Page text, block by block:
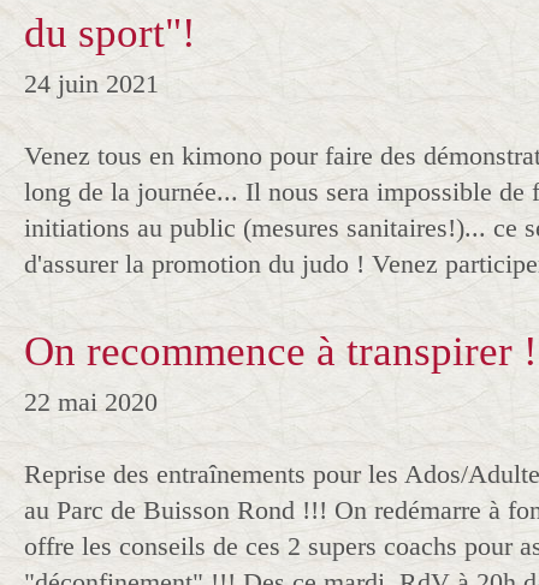
du sport"!
24 juin 2021
Venez tous en kimono pour faire des
long de la journée... Il nous sera impossible de
initiations au public (mesures sanitaires!)... ce
d'assurer la promotion du judo ! Venez
On recommence à transpirer
22 mai 2020
Reprise des entraînements pour les Ados/
au Parc de Buisson Rond !!! On redémarre à
offre les conseils de ces 2 supers coachs pour